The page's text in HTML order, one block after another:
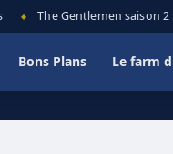
◆ The Gentlemen saison
Bons Plans Le farm